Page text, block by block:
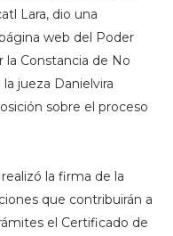
Lara, dio una
web del Poder
la Constancia de No
jueza Danielvira
sobre el proceso
la firma de la
que contribuirán a
el Certificado de